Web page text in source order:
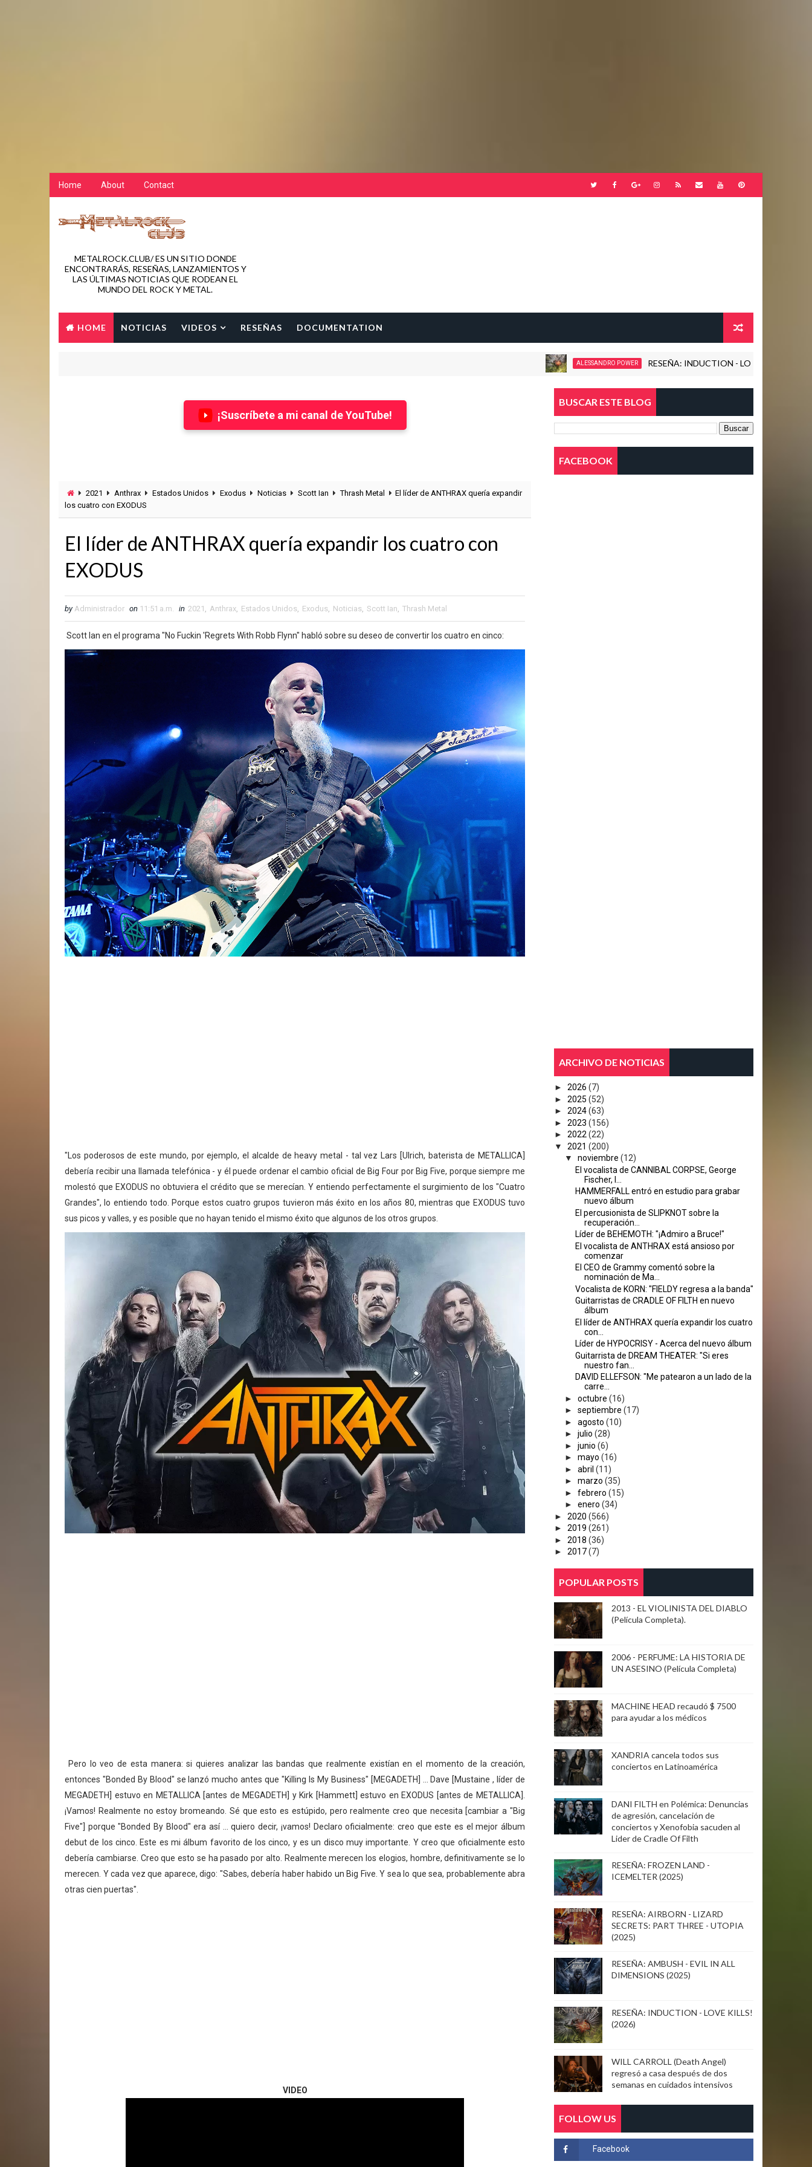
Home About Contact
METALROCK.CLUB/ ES UN SITIO DONDE
ENCONTRARÁS, RESEÑAS, LANZAMIENTOS Y
LAS ÚLTIMAS NOTICIAS QUE RODEAN EL
MUNDO DEL ROCK Y METAL.
HOME NOTICIAS VIDEOS RESEÑAS DOCUMENTATION
ALESSANDRO POWER RESEÑA: INDUCTION - LOVE KILLS! (2026)
¡Suscríbete a mi canal de YouTube!
2021 Anthrax Estados Unidos Exodus Noticias Scott Ian Thrash Metal
El líder de ANTHRAX quería expandir
los cuatro con EXODUS
El líder de ANTHRAX quería expandir los cuatro con
EXODUS
by Administrador on 11:51 a.m. in 2021 , Anthrax, Estados Unidos, Exodus, Noticias, Scott Ian, Thrash Metal
Scott Ian en el programa "No Fuckin 'Regrets With Robb Flynn" habló sobre su deseo de convertir los cuatro en cinco:
"Los poderosos de este mundo, por ejemplo, el alcalde de heavy metal - tal vez Lars [Ulrich, baterista de METALLICA]
debería recibir una llamada telefónica - y él puede ordenar el cambio oficial de Big Four por Big Five, porque siempre me
molestó que EXODUS no obtuviera el crédito que se merecían. Y entiendo perfectamente el surgimiento de los "Cuatro
Grandes", lo entiendo todo. Porque estos cuatro grupos tuvieron más éxito en los años 80, mientras que EXODUS tuvo
sus picos y valles, y es posible que no hayan tenido el mismo éxito que algunos de los otros grupos.
Pero lo veo de esta manera: si quieres analizar las bandas que realmente existían en el momento de la creación,
entonces "Bonded By Blood" se lanzó mucho antes que "Killing Is My Business" [MEGADETH] ... Dave [Mustaine , líder de
MEGADETH] estuvo en METALLICA [antes de MEGADETH] y Kirk [Hammett] estuvo en EXODUS [antes de METALLICA].
¡Vamos! Realmente no estoy bromeando. Sé que esto es estúpido, pero realmente creo que necesita [cambiar a "Big
Five"] porque "Bonded By Blood" era así ... quiero decir, ¡vamos! Declaro oficialmente: creo que este es el mejor álbum
debut de los cinco. Este es mi álbum favorito de los cinco, y es un disco muy importante. Y creo que oficialmente esto
debería cambiarse. Creo que esto se ha pasado por alto. Realmente merecen los elogios, hombre, definitivamente se lo
merecen. Y cada vez que aparece, digo: "Sabes, debería haber habido un Big Five. Y sea lo que sea, probablemente abra
otras cien puertas".
VIDEO
BUSCAR ESTE BLOG
FACEBOOK
ARCHIVO DE NOTICIAS
► 2026 (7)
► 2025 (52)
► 2024(63)
► 2023 (156)
► 2022 (22)
▼
2021 (200)
▼
noviembre (12)
El vocalista de CANNIBAL CORPSE, George
Fischer, l...
HAMMERFALL entró en estudio para grabar
nuevo álbum
El percusionista de SLIPKNOT sobre la
recuperación...
Líder de BEHEMOTH: "¡Admiro a Bruce!"
El vocalista de ANTHRAX está ansioso por
comenzar
El CEO de Grammy comentó sobre la
nominación de Ma...
Vocalista de KORN: "FIELDY regresa a la banda"
Guitarristas de CRADLE OF FILTH en nuevo
álbum
El líder de ANTHRAX quería expandir los cuatro
con...
Líder de HYPOCRISY - Acerca del nuevo álbum
Guitarrista de DREAM THEATER: "Si eres
nuestro fan...
DAVID ELLEFSON: "Me patearon a un lado de la
carre...
► octubre (16)
► septiembre (17)
► agosto (10)
► julio (28)
► junio (6)
► mayo (16)
► abril (11)
► marzo (35)
► febrero (15)
► enero (34)
► 2020 (566)
► 2019 (261)
► 2018 (36)
► 2017(7)
POPULAR POSTS
2013 - EL VIOLINISTA DEL DIABLO
(Película Completa).
2006 - PERFUME: LA HISTORIA DE
UN ASESINO (Película Completa)
MACHINE HEAD recaudó $ 7500
para ayudar a los médicos
XANDRIA cancela todos sus
conciertos en Latinoamérica
DANI FILTH en Polémica: Denuncias
de agresión, cancelación de
conciertos y Xenofobia sacuden al
Lider de Cradle Of Filth
RESEÑA: FROZEN LAND -
ICEMELTER (2025)
RESEÑA: AIRBORN - LIZARD
SECRETS: PART THREE - UTOPIA
(2025)
RESEÑA: AMBUSH - EVIL IN ALL
DIMENSIONS (2025)
RESEÑA: INDUCTION - LOVE KILLS!
(2026)
WILL CARROLL (Death Angel)
regresó a casa después de dos
semanas en cuidados intensivos
FOLLOW US